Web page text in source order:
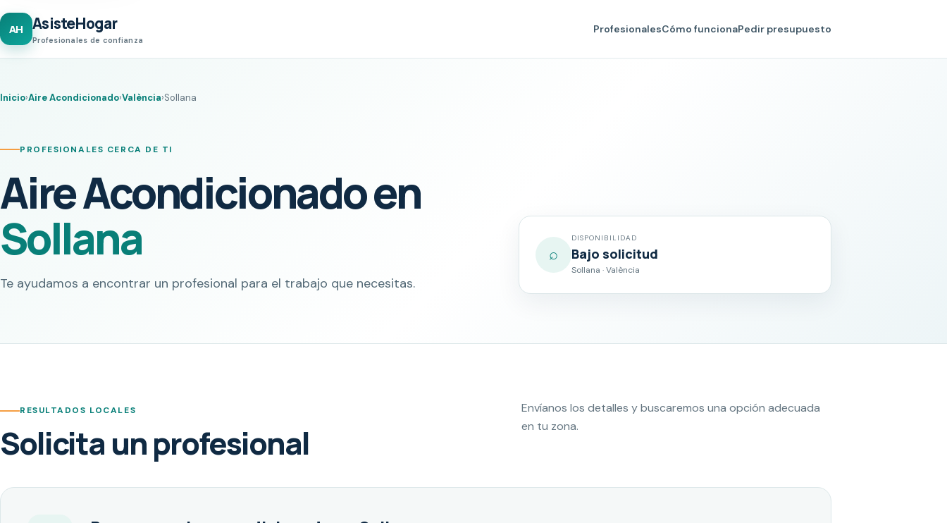
AH AsisteHogar
Profesionales de confianza
ProfesionalesCómo funcionaPedir presupuesto
Inicio›Aire Acondicionado›València›Sollana
PROFESIONALES CERCA DE TI
Aire Acondicionado en
Sollana
Te ayudamos a encontrar un profesional para el trabajo que necesitas.
⌕
DISPONIBILIDAD
Bajo solicitud
Sollana · València
RESULTADOS LOCALES
Solicita un profesional
Envíanos los detalles y buscaremos una opción adecuada
en tu zona.